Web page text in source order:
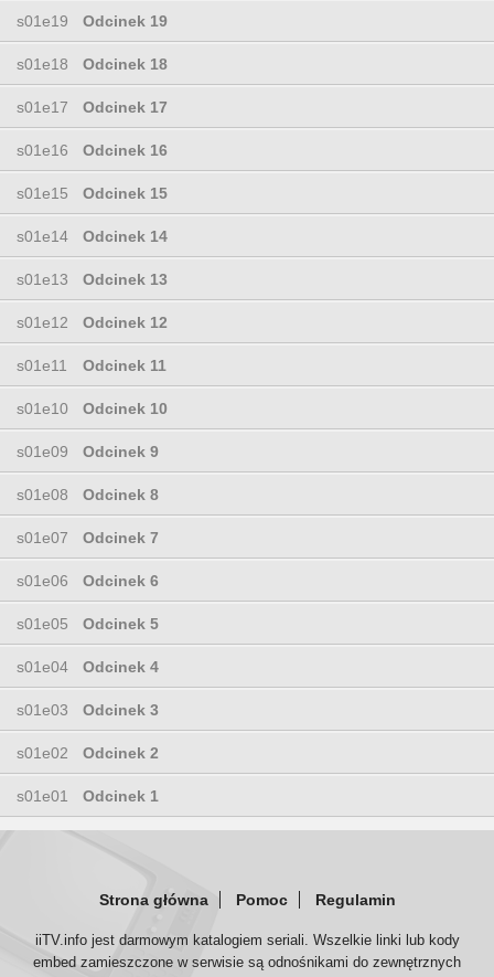
s01e19 Odcinek 19
s01e18 Odcinek 18
s01e17 Odcinek 17
s01e16 Odcinek 16
s01e15 Odcinek 15
s01e14 Odcinek 14
s01e13 Odcinek 13
s01e12 Odcinek 12
s01e11 Odcinek 11
s01e10 Odcinek 10
s01e09 Odcinek 9
s01e08 Odcinek 8
s01e07 Odcinek 7
s01e06 Odcinek 6
s01e05 Odcinek 5
s01e04 Odcinek 4
s01e03 Odcinek 3
s01e02 Odcinek 2
s01e01 Odcinek 1
Strona główna Pomoc Regulamin
iiTV.info jest darmowym katalogiem seriali. Wszelkie linki lub kody
embed zamieszczone w serwisie są odnośnikami do zewnętrznych